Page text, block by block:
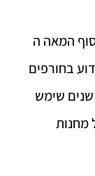
המאה ה
ידוע בחורפים
שימש
מחנות